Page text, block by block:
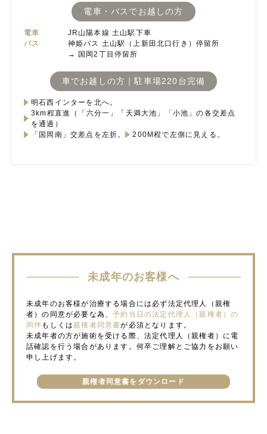
電車・バスでお越しの方
電車
JR山陽本線 土山駅下車
バス
神姫バス 土山駅（上新田北口行き）停留所
→ 国岡2丁目停留所
車でお越しの方｜駐車場220台完備
明石西インターを北へ。
3km程直進（「六分一」「天満大池」「小池」の各交差点
を通過）
「国岡南」交差点を左折。
200M程で左側に見える。
未成年のお客様へ
未成年のお客様が治療する場合には必ず法定代理人（親権
者）の同意が必要な為、予約当日の法定代理人（親権者）の
同伴 もしくは親権者同意書が必須となります。
未成年者の方が施術を受ける際、法定代理人（親権者）に電
話確認を行う場合があります。何卒ご理解とご協力をお願い
申し上げます。
親権者同意書をダウンロード